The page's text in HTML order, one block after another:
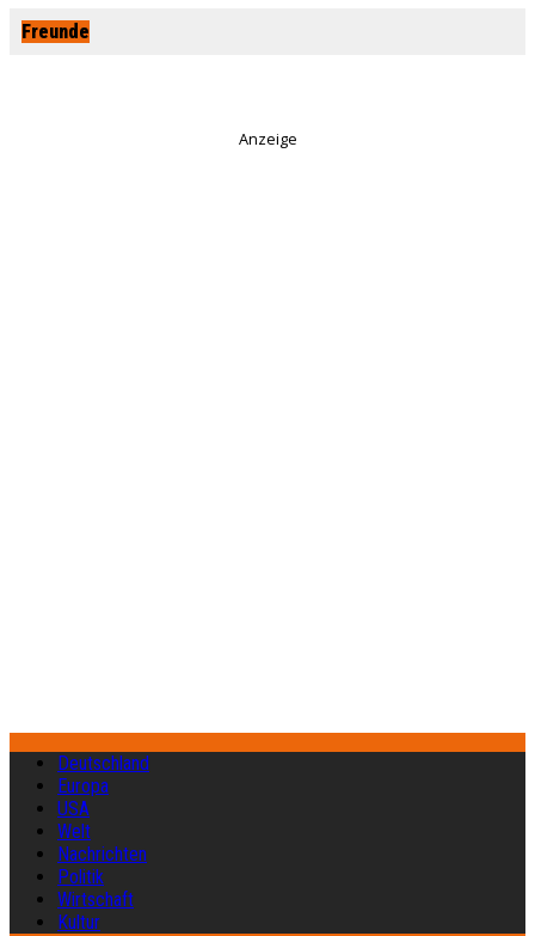
Freunde
Anzeige
Deutschland
Europa
USA
Welt
Nachrichten
Politik
Wirtschaft
Kultur